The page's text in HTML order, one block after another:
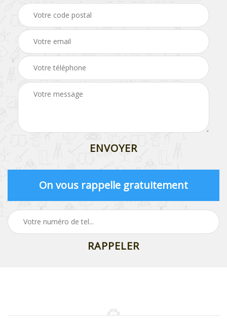
On vous rappelle gratuitement